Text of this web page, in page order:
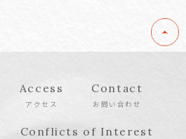
Access
アクセス
Contact
お問い合わせ
Conflicts of Interest